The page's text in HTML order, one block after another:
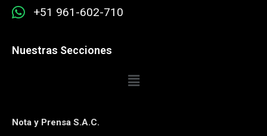
+51 961-602-710
Nuestras Secciones
Nota y Prensa S.A.C.